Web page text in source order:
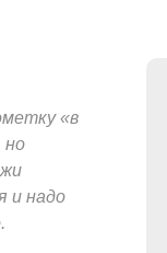
«в
но
и надо